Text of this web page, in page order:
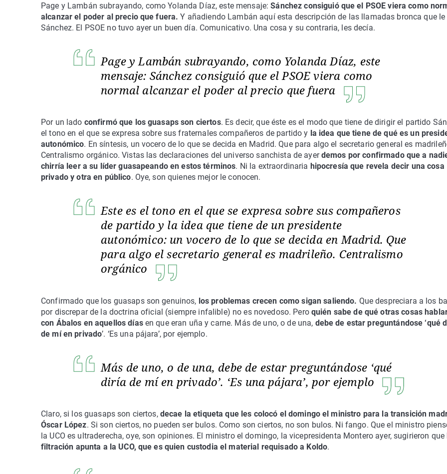
Page y Lambán subrayando, como Yolanda Díaz, este mensaje:Sánchez consiguió que el PSOE viera como
alcanzar el poder al precio que fuera. Y añadiendo Lambán aquí esta descripción de las llamadas bronca que le
Sánchez. El PSOE no tuvo ayer un buen día. Comunicativo. Una cosa y su contraria, les decía.
Page y Lambán subrayando, como Yolanda Díaz, este
mensaje: Sánchez consiguió que el PSOE viera como
normal alcanzar el poder al precio que fuera
Por un lado confirmó que los guasaps son ciertos. Es decir, que éste es el modo que tiene de dirigir el partido
el tono en el que se expresa sobre sus fraternales compañeros de partido y la idea que tiene de qué es un
autonómico. En síntesis, un vocero de lo que se decida en Madrid. Que para algo el secretario general es
Centralismo orgánico. Vistas las declaraciones del universo sanchista de ayerdemos por confirmado que a
chirría leer a su líder guasapeando en estos términos. Ni la extraordinaria hipocresía que revela decir una cosa
privado y otra en público. Oye, son quienes mejor le conocen.
Este es el tono en el que se expresa sobre sus compañeros
de partido y la idea que tiene de un presidente
autonómico: un vocero de lo que se decida en Madrid. Que
para algo el secretario general es madrileño. Centralismo
orgánico
Confirmado que los guasaps son genuinos, los problemas crecen como sigan saliendo. Que despreciara a los
por discrepar de la doctrina oficial (siempre infalible) no es novedoso. Pero quién sabe de qué otras cosas
con Ábalos en aquellos díasen que eran uña y carne. Más de uno, o de una, debe de estar preguntándose ‘qué
de mí en privado’. ‘Es una pájara’, por ejemplo.
Más de uno, o de una, debe de estar preguntándose ‘qué
diría de mí en privado’. ‘Es una pájara’, por ejemplo
Claro, si los guasaps son ciertos, decae la etiqueta que les colocó el domingo el ministro para la transición
Óscar López. Si son ciertos, no pueden ser bulos. Como son ciertos, no son bulos. Ni fango. Que el ministro
la UCO es ultraderecha, oye, son opiniones. El ministro el domingo, la vicepresidenta Montero ayer, sugirieron que
filtración apunta a la UCO, que es quien custodia el material requisado a Koldo.